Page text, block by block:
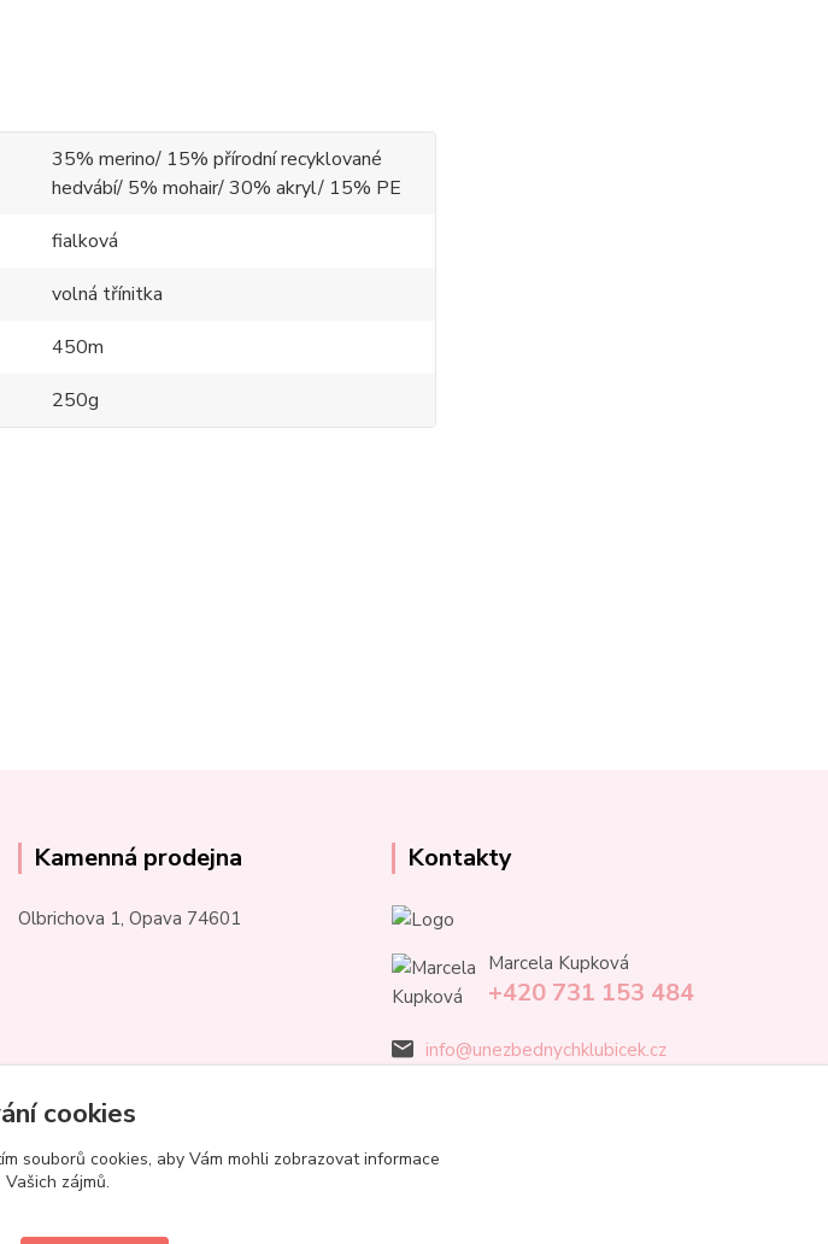
35% merino/ 15% přírodní recyklované
hedvábí/ 5% mohair/ 30% akryl/ 15% PE
fialková
volná třínitka
450m
250g
Kamenná prodejna
Olbrichova 1, Opava 74601
Kontakty
Marcela Kupková
+420 731 153 484
info@unezbednychklubicek.cz
cookies
souborů cookies, aby Vám mohli zobrazovat informace
zájmů.